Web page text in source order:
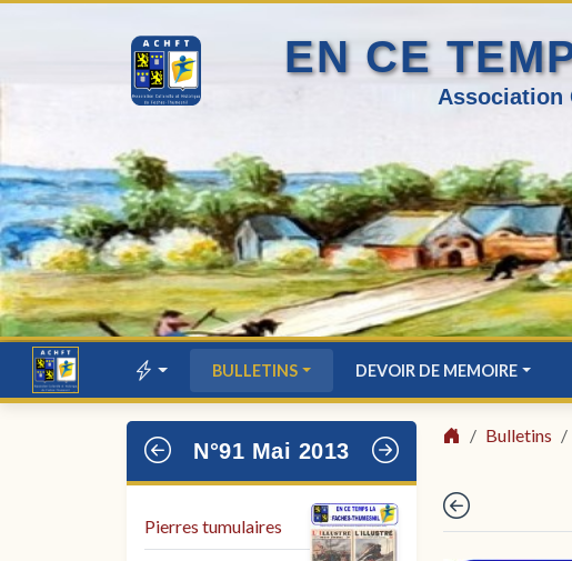
EN CE
Association
BULLETINS DEVOIR DE MEMOIRE
N°91 Mai 2013
Pierres tumulaires
Bulletins